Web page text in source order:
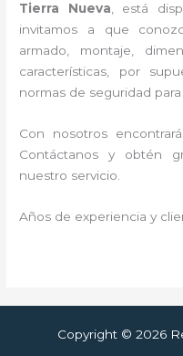
Tierra Nueva, está
invitamos a que
armado, montaje,
características, por
normas de seguridad
Con nosotros
Contáctanos y obtén
nuestro servicio.
Años de experiencia y
Copyright © 2026